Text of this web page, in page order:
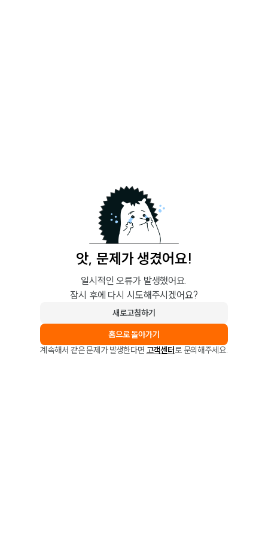
앗, 문제가 생겼어요!
일시적인 오류가 발생했어요.
잠시 후에 다시 시도해주시겠어요?
새로고침하기
홈으로 돌아가기
계속해서 같은 문제가 발생한다면 고객센터로 문의해주세요.